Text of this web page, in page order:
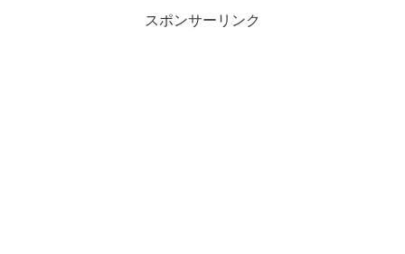
スポンサーリンク